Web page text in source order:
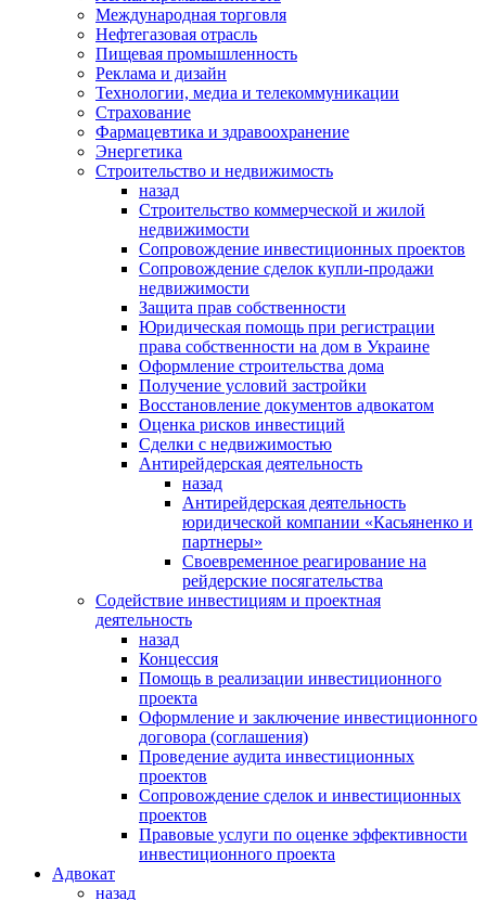
Международная торговля
Нефтегазовая отрасль
Пищевая промышленность
Реклама и дизайн
Технологии, медиа и телекоммуникации
Страхование
Фармацевтика и здравоохранение
Энергетика
Строительство и недвижимость
назад
Строительство коммерческой и жилой
недвижимости
Сопровождение инвестиционных проектов
Сопровождение сделок купли-продажи
недвижимости
Защита прав собственности
Юридическая помощь при регистрации
права собственности на дом в Украине
Оформление строительства дома
Получение условий застройки
Восстановление документов адвокатом
Оценка рисков инвестиций
Сделки с недвижимостью
Антирейдерская деятельность
назад
Антирейдерская деятельность
юридической компании «Касьяненко и
партнеры»
Своевременное реагирование на
рейдерские посягательства
Содействие инвестициям и проектная
деятельность
назад
Концессия
Помощь в реализации инвестиционного
проекта
Оформление и заключение инвестиционного
договора (соглашения)
Проведение аудита инвестиционных
проектов
Сопровождение сделок и инвестиционных
проектов
Правовые услуги по оценке эффективности
инвестиционного проекта
Адвокат
назад